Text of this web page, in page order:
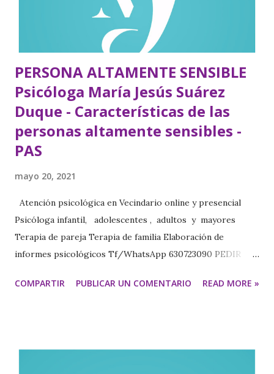
PERSONA ALTAMENTE SENSIBLE
Psicóloga María Jesús Suárez
Duque - Características de las
personas altamente sensibles -
PAS
mayo 20, 2021
Atención psicológica en Vecindario online y presencial
Psicóloga infantil, adolescentes , adultos y mayores
Terapia de pareja Terapia de familia Elaboración de
informes psicológicos Tf/WhatsApp 630723090 PEDIR
https://psicologamariajesus.com/ PERSONA
COMPARTIR PUBLICAR UN COMENTARIO READ MORE »